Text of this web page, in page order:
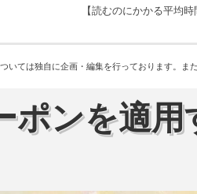
【読むのにかかる平均時
いては独自に企画・編集を行っております。
ま
ポンを適用